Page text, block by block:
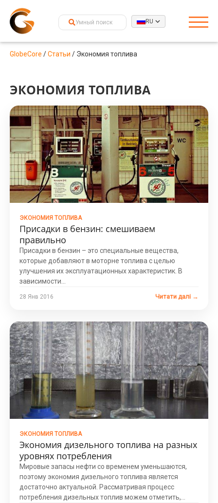
RU
GlobeCore /Статьи / Экономия топлива
ЭКОНОМИЯ ТОПЛИВА
ЭКОНОМИЯ ТОПЛИВА
Присадки в бензин: смешиваем
правильно
Присадки в бензин – это специальные вещества,
которые добавляют в моторне топлива с целью
улучшения их эксплуатационных характеристик. В
зависимости...
28 Янв 2016 Читати далі →
ЭКОНОМИЯ ТОПЛИВА
Экономия дизельного топлива на разных
уровнях потребления
Мировые запасы нефти со временем уменьшаются,
поэтому экономия дизельного топлива является
достаточно актуальной. Рассматривая процесс
потребления дизельных топлив можем отметить,...